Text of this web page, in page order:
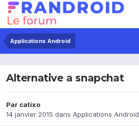
Applications Android
Alternative a snapchat
Par catixo
14 janvier 2015 dans Applications Android